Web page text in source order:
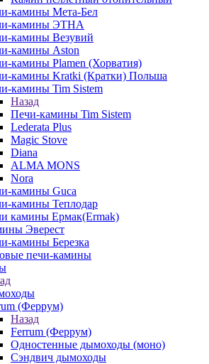
камины Мета-Бел
камины ЭТНА
камины Везувий
камины Aston
камины Plamen (Хорватия)
камины Kratki (Кратки) Польша
камины Tim Sistem
Назад
Печи-камины Tim Sistem
Lederata Plus
Magic Stove
Diana
ALMA MONS
Nora
камины Guca
камины Теплодар
камины Ермак(Ermak)
Эверест
камины Березка
печи-камины
(Феррум)
Назад
Ferrum (Феррум)
Одностенные дымоходы (моно)
Сэндвич дымоходы